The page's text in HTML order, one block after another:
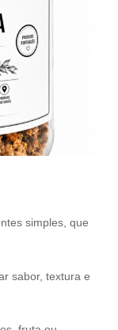
simples, que
sabor, textura e